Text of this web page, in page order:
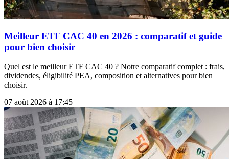
Meilleur ETF CAC 40 en 2026 : comparatif et guide
pour bien choisir
Quel est le meilleur ETF CAC 40 ? Notre comparatif complet : frais,
dividendes, éligibilité PEA, composition et alternatives pour bien
choisir.
07 août 2026 à 17:45